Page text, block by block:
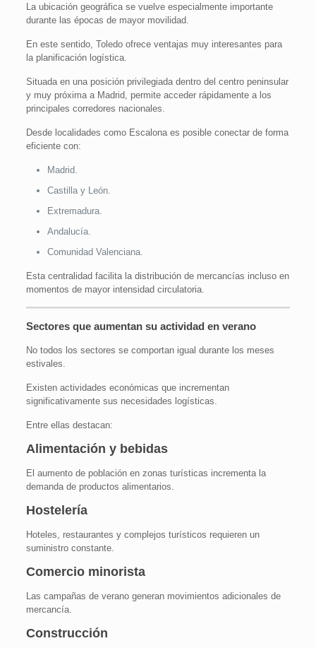
La ubicación geográfica se vuelve especialmente importante
durante las épocas de mayor movilidad.
En este sentido, Toledo ofrece ventajas muy interesantes para
la planificación logística.
Situada en una posición privilegiada dentro del centro peninsular
y muy próxima a Madrid, permite acceder rápidamente a los
principales corredores nacionales.
Desde localidades como Escalona es posible conectar de forma
eficiente con:
Madrid.
Castilla y León.
Extremadura.
Andalucía.
Comunidad Valenciana.
Esta centralidad facilita la distribución de mercancías incluso en
momentos de mayor intensidad circulatoria.
Sectores que aumentan su actividad en verano
No todos los sectores se comportan igual durante los meses
estivales.
Existen actividades económicas que incrementan
significativamente sus necesidades logísticas.
Entre ellas destacan:
Alimentación y bebidas
El aumento de población en zonas turísticas incrementa la
demanda de productos alimentarios.
Hostelería
Hoteles, restaurantes y complejos turísticos requieren un
suministro constante.
Comercio minorista
Las campañas de verano generan movimientos adicionales de
mercancía.
Construcción